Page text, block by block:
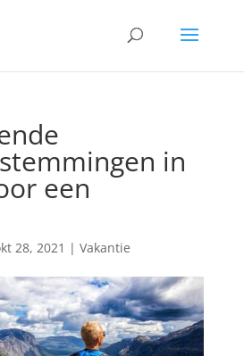
in
een
28, 2021 | Vakantie